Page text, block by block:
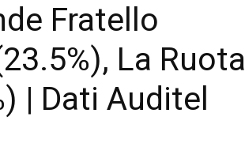
Fratello
La Ruota
| Dati Auditel